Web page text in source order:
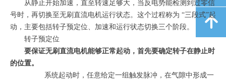
从静止开始加速，直至转速足够大，当反电势能检测到过零信
号时，再切换至无刷直流电机运行状态。这个过程称为 “三段式”起
动，主要包括转子预定位、加速和运行状态切换三个阶段。
转子预定位
要保证无刷直流电机能够正常起动，首先要确定转子在静止时
的位置。
系统起动时，任意给定一组触发脉冲，在气隙中形成一
녕